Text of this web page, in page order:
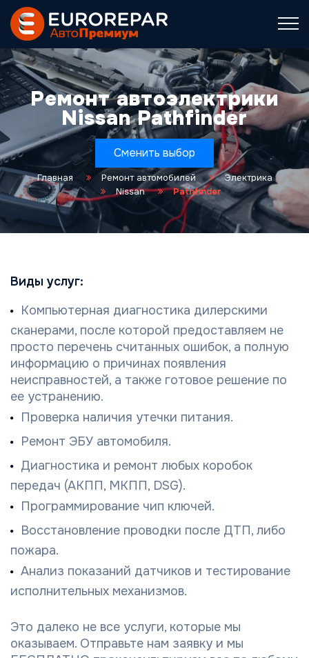
Ремонт автоэлектрики
Nissan Pathfinder
Сменить выбор
Главная Ремонт автомобилей
Электрика
Nissan
Pathfinder
Виды услуг:
Компьютерная диагностика дилерскими
сканерами, после которой предоставляем не
просто перечень считанных ошибок, а полную
информацию о причинах появления
неисправностей, а также готовое решение по
ее устранению.
Проверка наличия утечки питания.
Ремонт ЭБУ автомобиля.
Диагностика и ремонт любых коробок
передач (АКПП, МКПП, DSG).
Программирование чип ключей.
Восстановление проводки после ДТП, либо
пожара.
Анализ показаний датчиков и тестирование
исполнительных механизмов.
Это далеко не все услуги, которые мы
оказываем. Отправьте нам заявку и мы